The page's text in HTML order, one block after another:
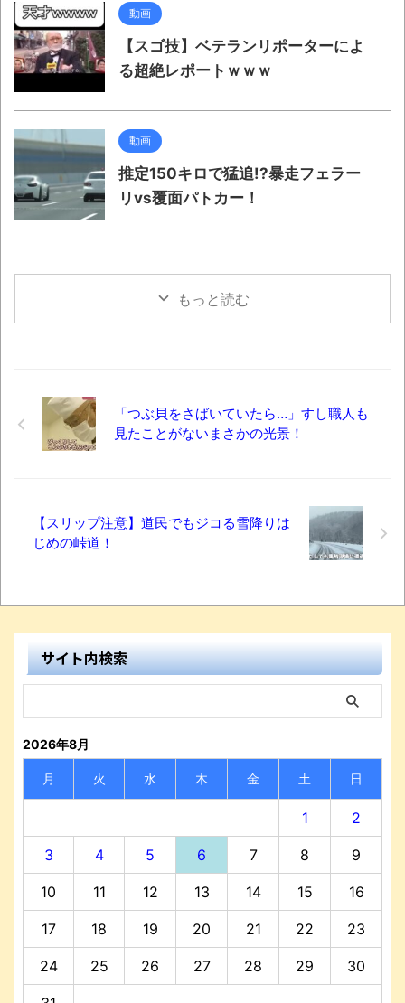
動画
【スゴ技】ベテランリポーターによ
る超絶レポートｗｗｗ
動画
推定150キロで猛追!?暴走フェラー
リvs覆面パトカー！
もっと読む
「つぶ貝をさばいていたら…」すし職人も
見たことがないまさかの光景！
【スリップ注意】道民でもジコる雪降りは
じめの峠道！
サイト内検索
2026年8月
月 火 水 木 金 土 日
1 2
3 4 5 6 7 8 9
10 11 12 13 14 15 16
17 18 19 20 21 22 23
24 25 26 27 28 29 30